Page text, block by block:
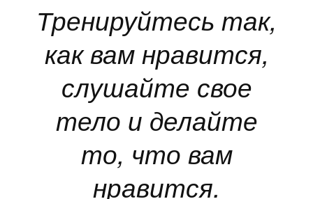
Тренируйтесь так,
как вам нравится,
слушайте свое
тело и делайте
то, что вам
нравится.